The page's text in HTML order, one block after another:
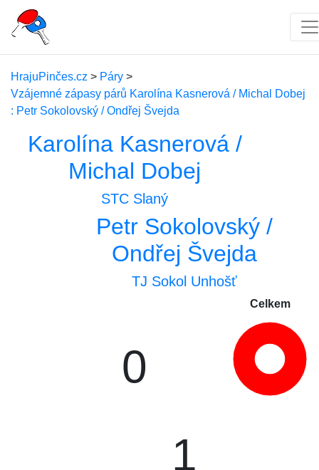
HrajuPinčes.cz > Páry >
Vzájemné zápasy párů Karolína Kasnerová / Michal Dobej
: Petr Sokolovský / Ondřej Švejda
Karolína Kasnerová /
Michal Dobej
STC Slaný
Petr Sokolovský /
Ondřej Švejda
TJ Sokol Unhošť
Celkem
0
1